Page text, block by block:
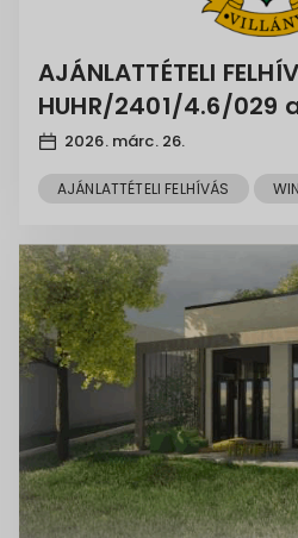
AJÁNLATTÉTELI
HUHR/2401/4.6/029
számú, WINE PATH
2026. márc. 26.
AJÁNLATTÉTELI FELHÍVÁS